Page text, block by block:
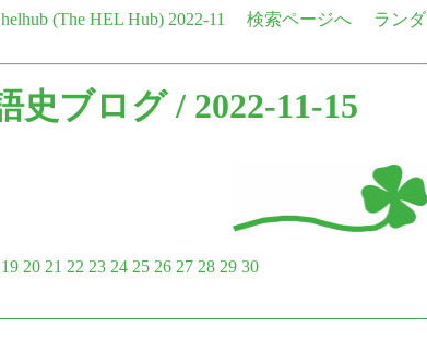
helhub (The HEL Hub) 2022-11 検索ページへ
ランダ
史ブログ/ 2022-11-15
19 20 21 22 23 24 25 26 27 28 29 30